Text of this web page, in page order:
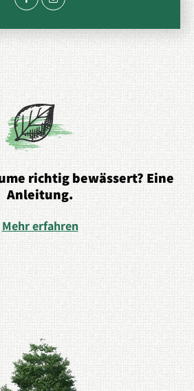
richtig bewässert? Eine
Anleitung.
Mehr erfahren